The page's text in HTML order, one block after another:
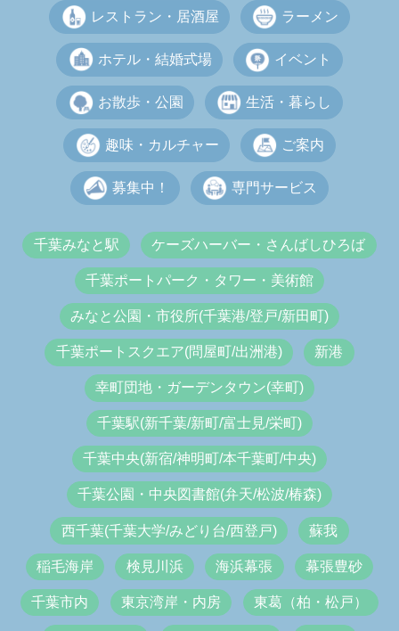
レストラン・居酒屋 ラーメン
ホテル・結婚式場 イベント
お散歩・公園 生活・暮らし
趣味・カルチャー ご案内
募集中！ 専門サービス
千葉みなと駅 ケーズハーバー・さんばしひろば
千葉ポートパーク・タワー・美術館
みなと公園・市役所(千葉港/登戸/新田町)
千葉ポートスクエア(問屋町/出洲港) 新港
幸町団地・ガーデンタウン(幸町)
千葉駅(新千葉/新町/富士見/栄町)
千葉中央(新宿/神明町/本千葉町/中央)
千葉公園・中央図書館(弁天/松波/椿森)
西千葉(千葉大学/みどり台/西登戸) 蘇我
稲毛海岸 検見川浜 海浜幕張 幕張豊砂
千葉市内 東京湾岸・内房 東葛（柏・松戸）